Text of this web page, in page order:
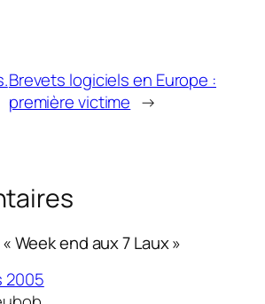
Brevets logiciels en Europe :
première victime →
Week end aux 7 Laux »
2005